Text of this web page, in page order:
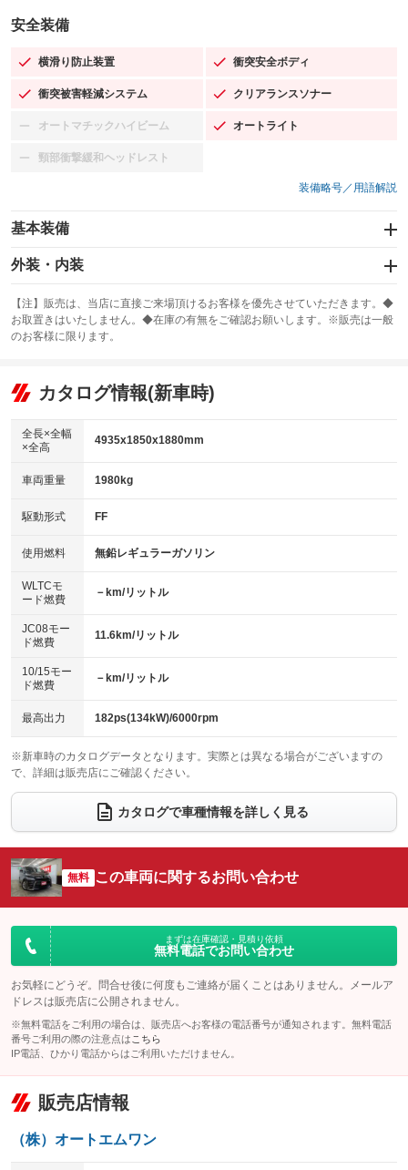
安全装備
横滑り防止装置
：装備あり 衝突安全ボディ
：装備あり
衝突被害軽減システム
：装備あり クリアランスソナー
：装備あり
オートマチックハイビーム
：装備なし オートライト
：装備あり
頸部衝撃緩和ヘッドレスト
：装備なし
装備略号／用語解説
基本装備
エアバッグ：運転席/助手席/サイド
：装備あり
：装備あり
サンルーフ
：装備なし ABS
リフトアップ
：装備なし
：装備なし
パワーウィンドウ
アイドリングストップ
：装備なし
USB入力端子
：装備なし
100V電源
：装備なし
センターデフロック
：装備なし
電動格納ミラー
：装備あり
外装・内装
カーナビ：SDナビ
：装備あり
TV：フルセグ
：装備あり
ビジュアル：-／DVD再生
：装備あり
：装備あり
革シート
キーレス
HID(キセノンライト)
：装備なし
バックカメラ
：装備あり
エアロ
：装備なし
：装備なし
パワーシート
ベンチシート
：装備なし
チップアップシート
：装備なし
：装備なし ：装備なし
ウォークスルー
：装備あり
電動リアゲート フロントカメラ
：装備なし
：装備なし ：装備なし
サイドカメラ
：装備なし ルーフレール
：装備なし
：装備なし
：装備なし
【注】販売は、当店に直接ご来場頂けるお客様を優先させていただきます。◆
お取置きはいたしません。◆在庫の有無をご確認お願いします。※販売は一般
のお客様に限ります。
カタログ情報(新車時)
全長×全幅
×全高
4935x1850x1880mm
車両重量 1980kg
駆動形式 FF
使用燃料 無鉛レギュラーガソリン
WLTCモ
ード燃費
－km/リットル
JC08モー
ド燃費
11.6km/リットル
10/15モー
ド燃費
－km/リットル
最高出力 182ps(134kW)/6000rpm
※新車時のカタログデータとなります。実際とは異なる場合がございますの
で、詳細は販売店にご確認ください。
カタログで車種情報を詳しく見る
無料 この車両に関するお問い合わせ
まずは在庫確認・見積り依頼
無料電話でお問い合わせ
お気軽にどうぞ。問合せ後に何度もご連絡が届くことはありません。メールア
ドレスは販売店に公開されません。
※無料電話をご利用の場合は、販売店へお客様の電話番号が通知されます。無料電話
番号ご利用の際の注意点は こちら
IP電話、ひかり電話からはご利用いただけません。
販売店情報
（株）オートエムワン